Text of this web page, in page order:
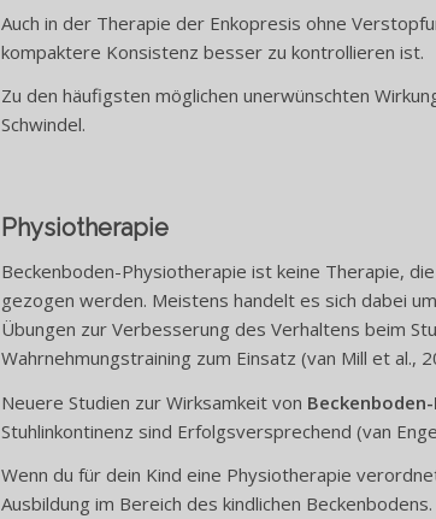
Auch in der Therapie der Enkopresis ohne
kompaktere Konsistenz besser zu kontrollieren ist.
Zu den häufigsten möglichen unerwünschten
Schwindel.
Physiotherapie
Beckenboden-Physiotherapie ist keine Therapie,
gezogen werden. Meistens handelt es sich dabei
Übungen zur Verbesserung des Verhaltens beim
Wahrnehmungstraining zum Einsatz (van Mill et al.,
Neuere Studien zur Wirksamkeit von
Stuhlinkontinenz sind Erfolgsversprechend (van
Wenn du für dein Kind eine Physiotherapie
Ausbildung im Bereich des kindlichen